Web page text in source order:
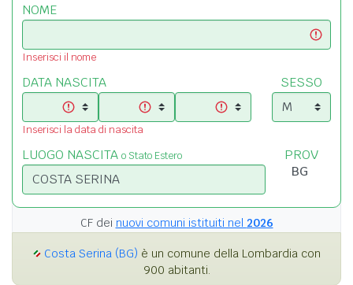
NOME
Inserisci il nome
DATA NASCITA
Inserisci la data di nascita
SESSO
LUOGO NASCITA o Stato Estero PROV
CF dei nuovi comuni istituiti nel 2026
Costa Serina (BG) è un comune della Lombardia con
900 abitanti.